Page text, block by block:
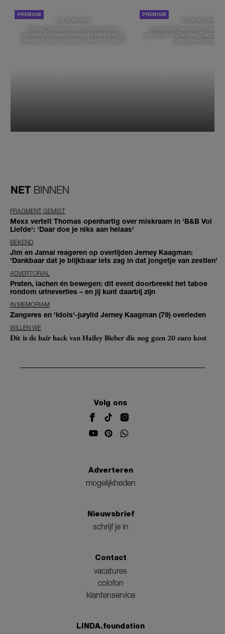
DE STAD VAN
Elske DeWall over Leeuwarden,
muziek en haar favoriete plekken in
de stad: 'Een stad die voelt als thuis'
DE STAD VAN
Isabelle Boer deelt haar
plekken in Zwolle: 'Deze
graag verborgen'
NET BINNEN
FRAGMENT GEMIST
Mexx vertelt Thomas openhartig over miskraam in 'B&B Vol
Liefde': 'Daar doe je niks aan helaas'
BEKEND
Jim en Jamai reageren op overlijden Jerney Kaagman:
'Dankbaar dat je blijkbaar iets zag in dat jongetje van zestien'
ADVERTORIAL
Praten, lachen én bewegen: dit event doorbreekt het taboe
rondom urineverlies – en jij kunt daarbij zijn
IN MEMORIAM
Zangeres en 'Idols'-jurylid Jerney Kaagman (79) overleden
WILLEN WE
Dít is de hair hack van Hailey Bieber die nog geen 20 euro kost
Volg ons
Adverteren
mogelijkheden
Nieuwsbrief
schrijf je in
Contact
vacatures
colofon
klantenservice
LINDA.foundation